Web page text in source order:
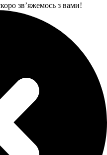
звʼяжемось з вами!